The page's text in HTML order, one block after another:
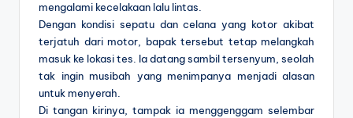
mengalami kecelakaan lalu lintas.
Dengan kondisi sepatu dan celana yang kotor akibat
terjatuh dari motor, bapak tersebut tetap melangkah
masuk ke lokasi tes. Ia datang sambil tersenyum, seolah
tak ingin musibah yang menimpanya menjadi alasan
untuk menyerah.
Di tangan kirinya, tampak ia menggenggam selembar